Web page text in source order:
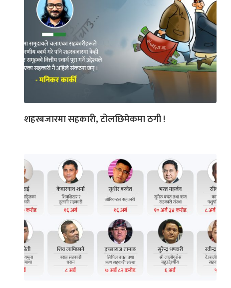
शहरबजारमा सहकारी, टोलछिमेकमा ठगी !